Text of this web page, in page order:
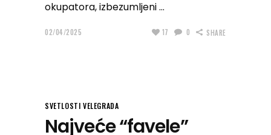
okupatora, izbezumljeni
02/04/2025 17 0 SHARE
SVETLOSTI VELEGRADA
Najveće “favele”